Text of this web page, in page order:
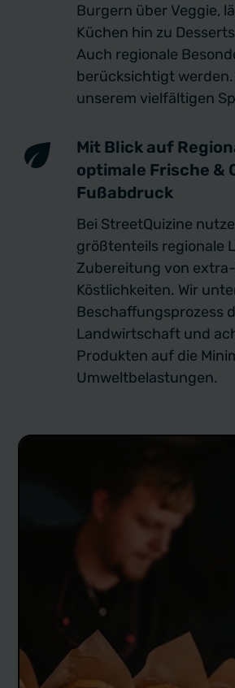
Burgern über Veggie,
Küchen hin zu
Auch regionale
berücksichtigt werden.
unserem vielfältigen
Mit Blick auf
optimale Frische &
Fußabdruck
Bei StreetQuizine
größtenteils regionale
Zubereitung von
Köstlichkeiten. Wir
Beschaffungsprozess
Landwirtschaft und
Produkten auf die
Umweltbelastungen.